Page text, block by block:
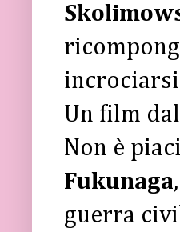
incrociarsi
Un film
Non è
Fukunaga
guerra